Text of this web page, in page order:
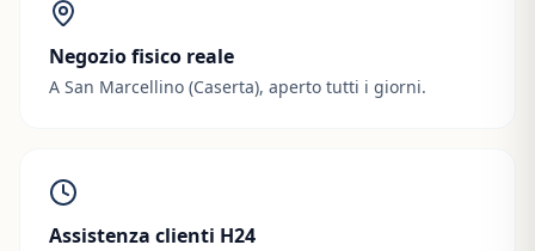
Negozio fisico reale
A San Marcellino (Caserta), aperto tutti i giorni.
Assistenza clienti H24